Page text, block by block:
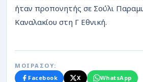
ήταν προπονητής σε Σούλι
Καναλακίου στη Γ Εθνική.
ΜΟΙΡΑΣΟΥ:
Facebook
X WhatsApp